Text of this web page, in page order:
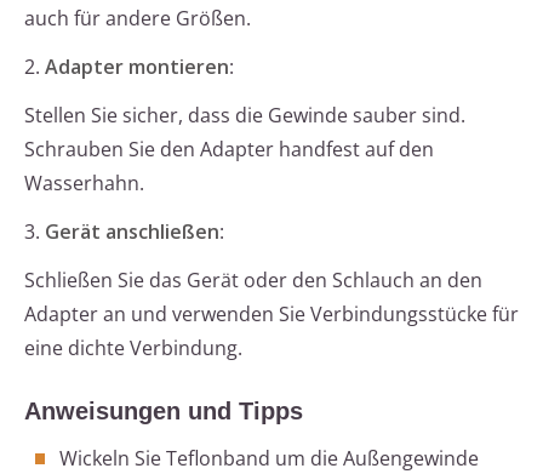
auch für andere Größen.
2. Adapter montieren:
Stellen Sie sicher, dass die Gewinde sauber sind.
Schrauben Sie den Adapter handfest auf den
Wasserhahn.
3. Gerät anschließen:
Schließen Sie das Gerät oder den Schlauch an den
Adapter an und verwenden Sie Verbindungsstücke für
eine dichte Verbindung.
Anweisungen und Tipps
Wickeln Sie Teflonband um die Außengewinde